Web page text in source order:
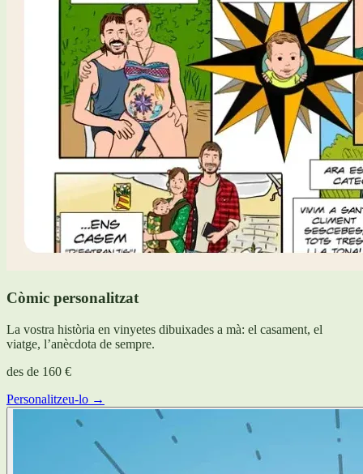
Còmic personalitzat
La vostra història en vinyetes dibuixades a mà: el casament, el
viatge, l’anècdota de sempre.
des de 160 €
Personalitzeu-lo →